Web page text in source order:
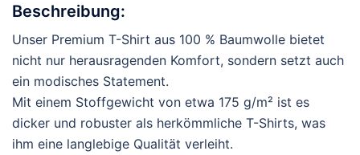
Beschreibung:
Unser Premium T-Shirt aus 100 % Baumwolle bietet
nicht nur herausragenden Komfort, sondern setzt auch
ein modisches Statement.
Mit einem Stoffgewicht von etwa 175 g/m² ist es
dicker und robuster als herkömmliche T-Shirts, was
ihm eine langlebige Qualität verleiht.